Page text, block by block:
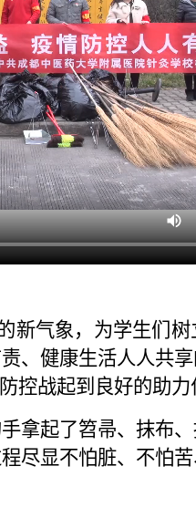
气象，为学生们
、健康生活人人共
控战起到良好的助力
拿起了笤帚、抹布
尽显不怕脏、不怕